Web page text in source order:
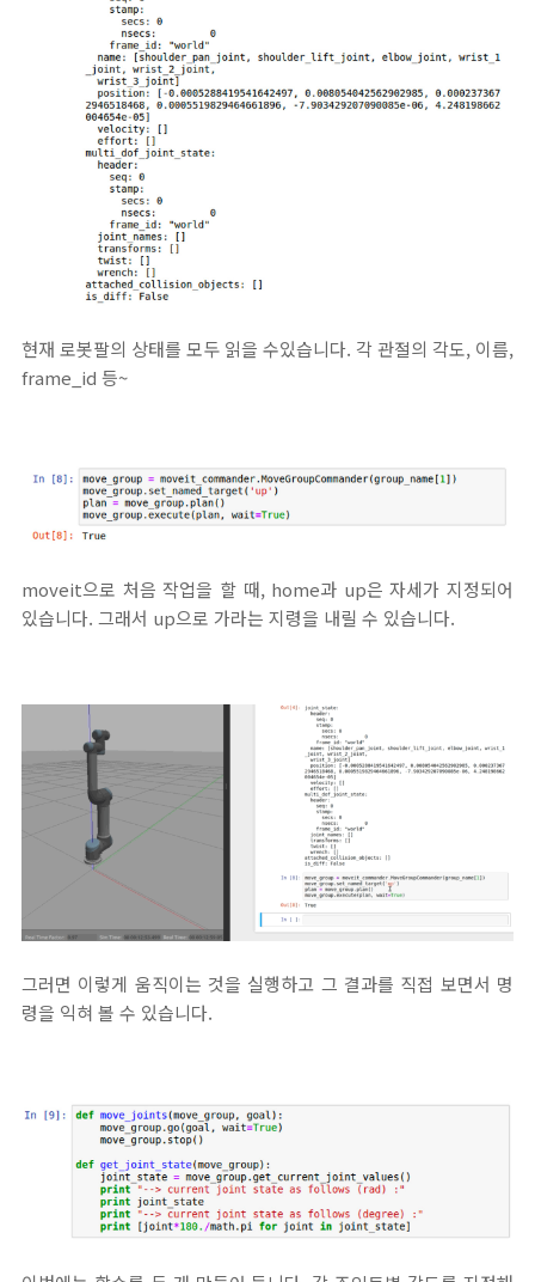
현재 로봇팔의 상태를 모두 읽을 수있습니다. 각 관절의 각도, 이름,
frame_id 등~
moveit으로 처음 작업을 할 때, home과 up은 자세가 지정되어
있습니다. 그래서 up으로 가라는 지령을 내릴 수 있습니다.
그러면 이렇게 움직이는 것을 실행하고 그 결과를 직접 보면서 명
령을 익혀 볼 수 있습니다.